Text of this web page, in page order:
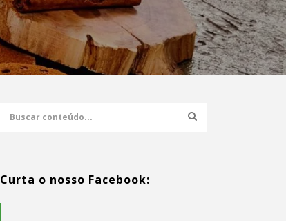
Curta o nosso Facebook: